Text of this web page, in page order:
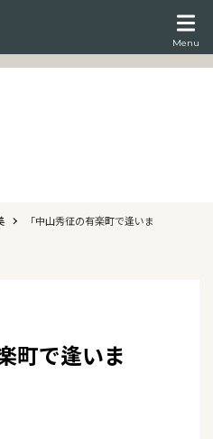
Menu
「中山秀征の有楽町で逢いま
町で逢いま